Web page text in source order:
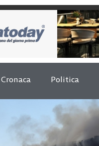
Cronaca Politica